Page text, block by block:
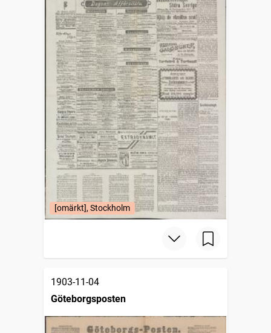
[omärkt], Stockholm
1903-11-04
Göteborgsposten